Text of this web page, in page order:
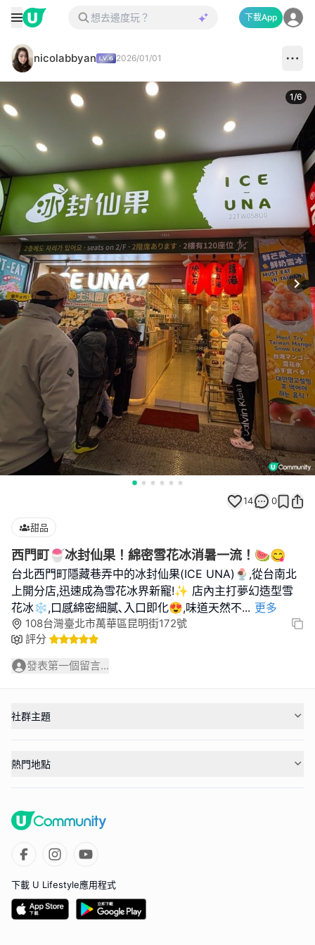
下載App
nicolabbyan 2026/01/01
1/6
14 0
甜品
西門町🍧冰封仙果！綿密雪花冰消暑一流！🍉😋
台北西門町隱藏巷弄中的冰封仙果(ICE UNA)🍨,從台南北
上開分店,迅速成為雪花冰界新寵!✨ 店內主打夢幻造型雪
花冰❄️,口感綿密細膩､入口即化😍,味道天然不... 更多
108台灣臺北市萬華區昆明街172號
評分
發表第一個留言...
社群主題
熱門地點
下載 U Lifestyle應用程式